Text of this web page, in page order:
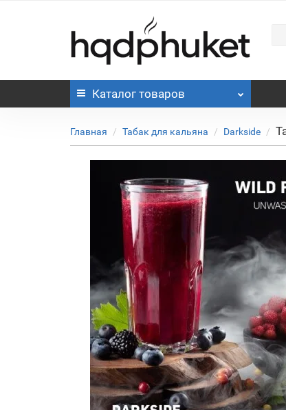
Каталог товаров
Главная Табак для кальяна Darkside